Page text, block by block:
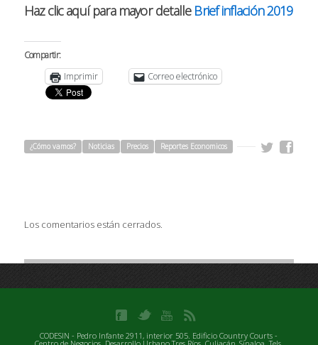
Haz clic aquí para mayor detalle Brief inflación 2019
Compartir:
Imprimir
Correo electrónico
¿Cómo vamos? Noticias Precios Reportes Economicos
Los comentarios están cerrados.
CODESIN - Pedro Infante 2911, interior 505. Edificio Country Courts -